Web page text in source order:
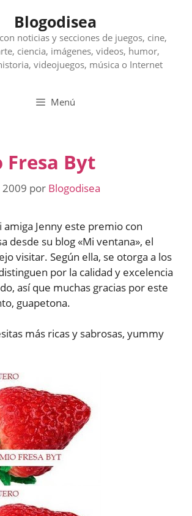
Blogodisea
noticias y secciones de juegos, cine,
ciencia, imágenes, videos, humor,
videojuegos, música o Internet
Menú
Fresa Byt
por Blogodisea
amiga Jenny este premio con
desde su blog «Mi ventana», el
visitar. Según ella, se otorga a los
por la calidad y excelencia
así que muchas gracias por este
guapetona.
más ricas y sabrosas, yummy